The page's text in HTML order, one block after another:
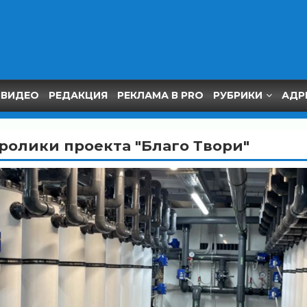
ВИДЕО РЕДАКЦИЯ РЕКЛАМА В PRO РУБРИКИ
проекта "Благо Твори"